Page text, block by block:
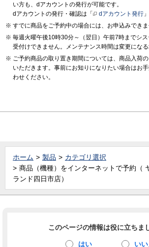
い方も、dアカウントの発行が可能です。
dアカウントの発行・確認は「
dアカウント発行
すでに商品をご予約中の場合には、お申込みできま
毎週火曜午後10時30分～（翌日）午前7時までシ
受付けできません。メンテナンス時間は変更になる
ご予約商品の取り置き期間については、商品入荷
いただきます。事前にお知りになりたい場合はお
わせください。
ホーム 製品
カテゴリ選択
商品（機種）をインターネットで予約（
ランド四日市店）
このページの情報は役に立ちま
はい いい